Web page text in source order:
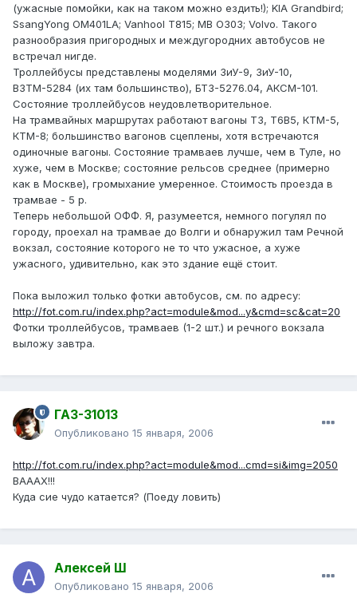
(ужасные помойки, как на таком можно ездить!); KIA Grandbird;
SsangYong OM401LA; Vanhool T815; MB O303; Volvo. Такого
разнообразия пригородных и междугородних автобусов не
встречал нигде.
Троллейбусы представлены моделями ЗиУ-9, ЗиУ-10,
ВЗТМ-5284 (их там большинство), БТЗ-5276.04, АКСМ-101.
Состояние троллейбусов неудовлетворительное.
На трамвайных маршрутах работают вагоны Т3, Т6В5, КТМ-5,
КТМ-8; большинство вагонов сцеплены, хотя встречаются
одиночные вагоны. Состояние трамваев лучше, чем в Туле, но
хуже, чем в Москве; состояние рельсов среднее (примерно
как в Москве), громыхание умеренное. Стоимость проезда в
трамвае - 5 р.
Теперь небольшой ОФФ. Я, разумеется, немного погулял по
городу, проехал на трамвае до Волги и обнаружил там Речной
вокзал, состояние которого не то что ужасное, а хуже
ужасного, удивительно, как это здание ещё стоит.
Пока выложил только фотки автобусов, см. по адресу:
http://fot.com.ru/index.php?act=module&mod...y&cmd=sc&cat=20
Фотки троллейбусов, трамваев (1-2 шт.) и речного вокзала
выложу завтра.
ГАЗ-31013
Опубликовано 15 января, 2006
http://fot.com.ru/index.php?act=module&mod...cmd=si&img=2050
ВАААХ!!!
Куда сие чудо катается? (Поеду ловить)
Алексей Ш
Опубликовано 15 января, 2006